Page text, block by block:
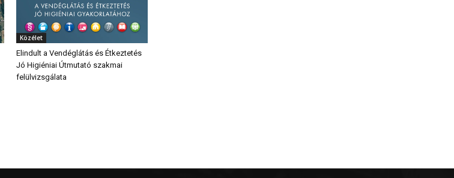
Közélet
Elindult a Vendéglátás és Étkeztetés
Jó Higiéniai Útmutató szakmai
felülvizsgálata